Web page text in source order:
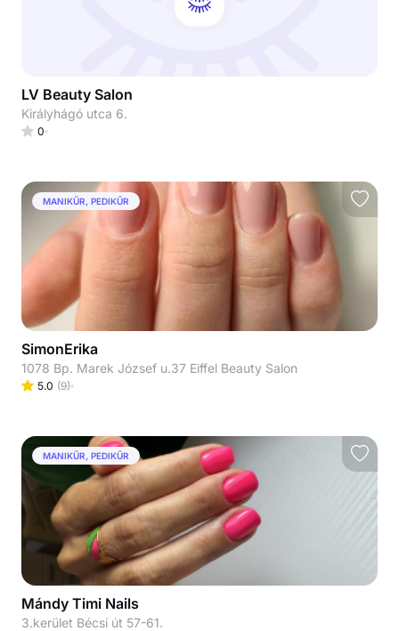
LV Beauty Salon
Királyhágó utca 6.
0
MANIKŰR, PEDIKŰR
SimonErika
1078 Bp. Marek József u.37 Eiffel Beauty Salon
5.0 (9)
MANIKŰR, PEDIKŰR
Mándy Timi Nails
3.kerület Bécsi út 57-61.